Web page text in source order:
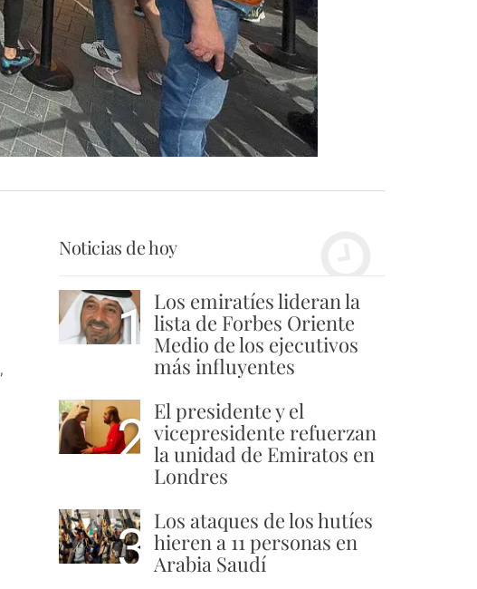
,
Noticias de hoy
1 Los emiratíes lideran la
lista de Forbes Oriente
Medio de los ejecutivos
más influyentes
2 El presidente y el
vicepresidente refuerzan
la unidad de Emiratos en
Londres
3 Los ataques de los hutíes
hieren a 11 personas en
Arabia Saudí